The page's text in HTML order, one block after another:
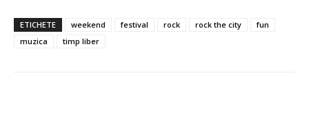
ETICHETE weekend festival rock rock the city
fun
muzica
timp liber